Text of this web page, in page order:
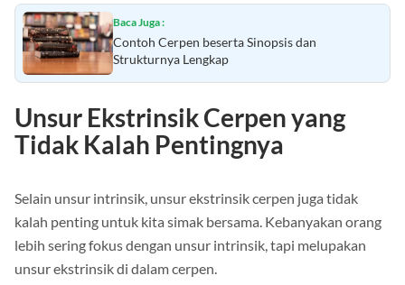
Baca Juga :
Contoh Cerpen beserta Sinopsis dan
Strukturnya Lengkap
Unsur Ekstrinsik Cerpen yang
Tidak Kalah Pentingnya
Selain unsur intrinsik, unsur ekstrinsik cerpen juga tidak
kalah penting untuk kita simak bersama. Kebanyakan orang
lebih sering fokus dengan unsur intrinsik, tapi melupakan
unsur ekstrinsik di dalam cerpen.